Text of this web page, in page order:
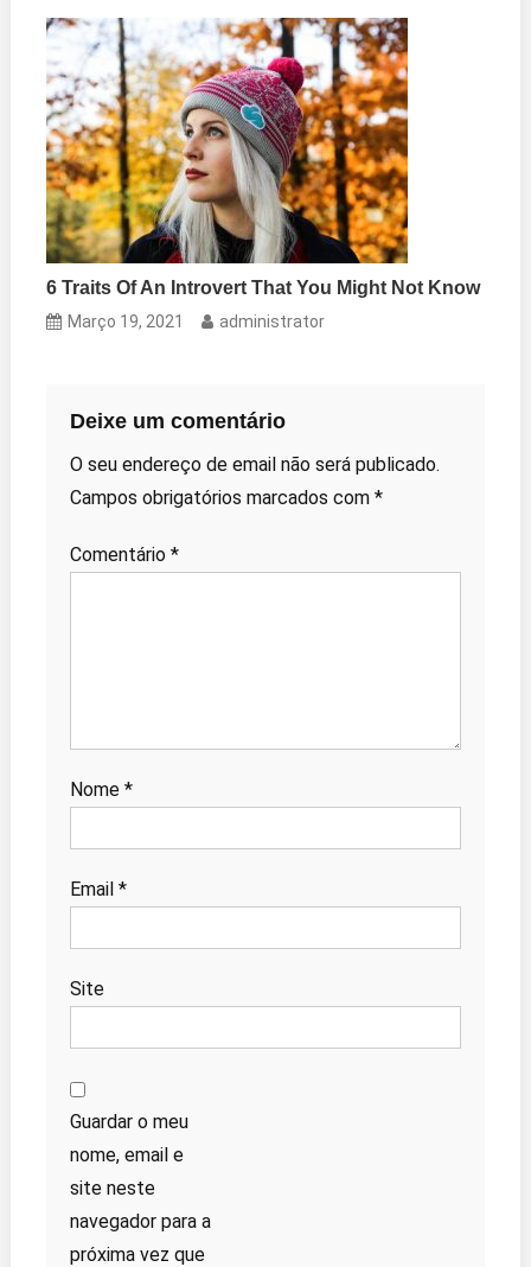
6 Traits Of An Introvert That You Might Not Know
Março 19, 2021 administrator
Deixe um comentário
O seu endereço de email não será publicado.
Campos obrigatórios marcados com *
Comentário *
Nome *
Email *
Site
Guardar o meu
nome, email e
site neste
navegador para a
próxima vez que